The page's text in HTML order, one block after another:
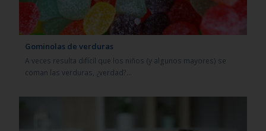
Gominolas de verduras
A veces resulta difícil que los niños (y algunos mayores) se
coman las verduras, ¿verdad?…